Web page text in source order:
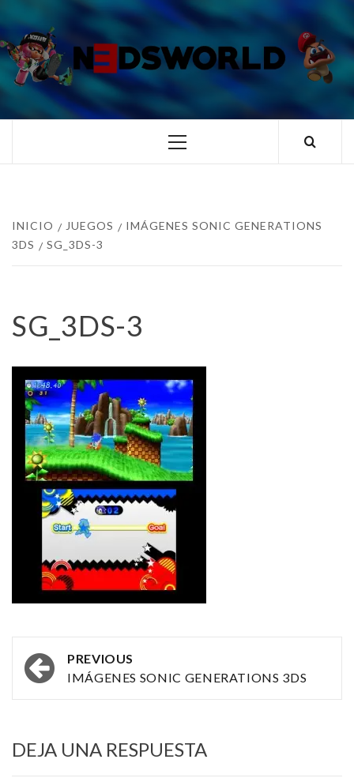
al
contenido
TUS ESPECIALISTAS EN NINTENDO
Menú
INICIO JUEGOS
IMÁGENES SONIC GENERATIONS
3DS
SG_3DS-3
SG_3DS-3
Post
navigation
PREVIOUS
IMÁGENES SONIC GENERATIONS 3DS
DEJA UNA RESPUESTA